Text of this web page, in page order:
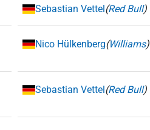
Sebastian Vettel(Red Bull)
Nico Hülkenberg(Williams)
Sebastian Vettel(Red Bull)